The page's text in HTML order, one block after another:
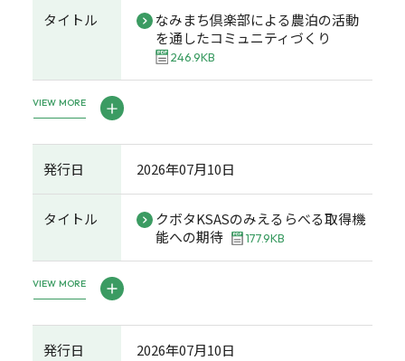
タイトル
なみまち倶楽部による農泊の活動
を通したコミュニティづくり
246.9KB
VIEW MORE
発行日 2026年07月10日
タイトル
クボタKSASのみえるらべる取得機
能への期待
177.9KB
VIEW MORE
発行日 2026年07月10日